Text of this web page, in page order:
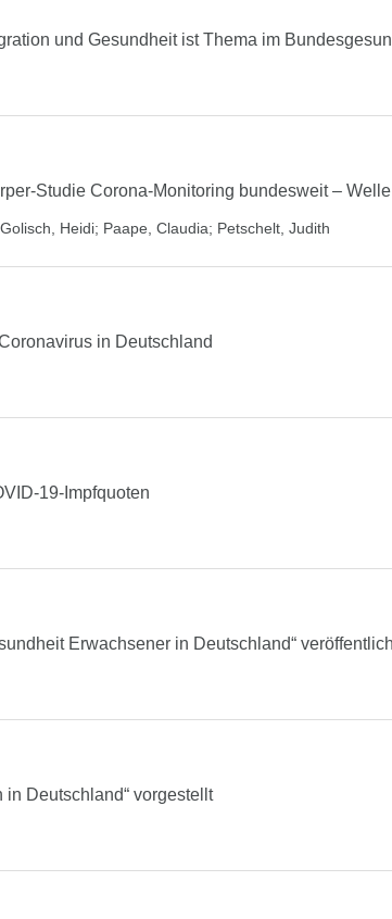
und Gesundheit ist Thema im
Studie Corona-Monitoring bundesweit –
Golisch, Heidi; Paape, Claudia; Petschelt, Judith
in Deutschland
19-Impfquoten
Erwachsener in Deutschland“
in Deutschland“ vorgestellt